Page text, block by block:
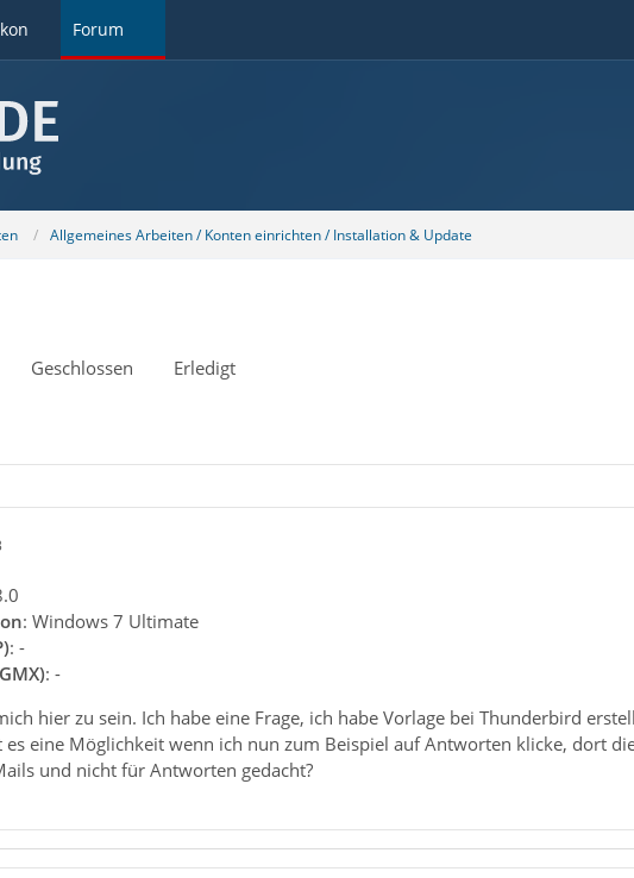
Forum
Allgemeines Arbeiten / Konten einrichten / Installation & Update
Geschlossen Erledigt
: Windows 7 Ultimate
: -
: -
hier zu sein. Ich habe eine Frage, ich habe Vorlage bei Thunderbird
eine Möglichkeit wenn ich nun zum Beispiel auf Antworten klicke, dort
und nicht für Antworten gedacht?